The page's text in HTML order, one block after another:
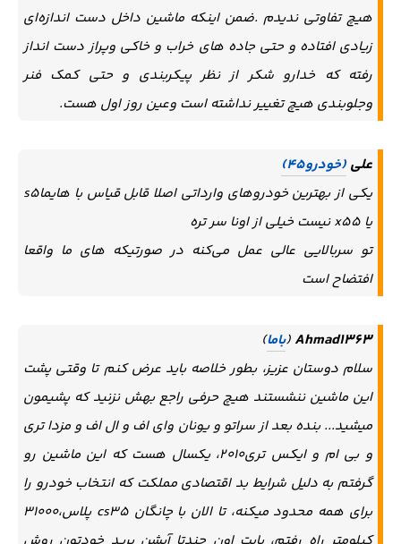
هیچ تفاوتی ندیدم .ضمن اینکه ماشین داخل دست اندازه‌ای
زیادی افتاده و حتی جاده های خراب و خاکی وپراز دست انداز
رفته که خدارو شکر از نظر پیکربندی و حتی کمک فنر
وجلوبندی هیچ تغییر نداشته است وعین روز اول هست.
علی(خودرو45)
یکی از بهترین خودروهای وارداتی اصلا قابل قیاس با هایماs5
یا x55 نیست خیلی از اونا سر تره
تو سربالایی عالی عمل می‌کنه در صورتیکه های ما واقعا
افتضاح است
Ahmad1363
(باما)
سلام دوستان عزیز، بطور خلاصه باید عرض کنم تا وقتی پشت
این ماشین ننشستند هیچ حرفی راجع بهش نزنید که پشیمون
میشید... بنده بعد از سراتو و یونان وای اف و ال اف و مزدا تری
و بی ام و ایکس تری۲۰۱۰، یکسال هست که این ماشین رو
گرفتم به دلیل شرایط بد اقتصادی مملکت که انتخاب خودرو را
برای همه محدود میکنه، تا الان با چانگان cs35 پلاس،۳۱۰۰۰